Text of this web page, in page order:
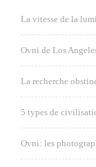
La vitesse de la
Ovni de Los
La recherche
5 types de
Ovni: les